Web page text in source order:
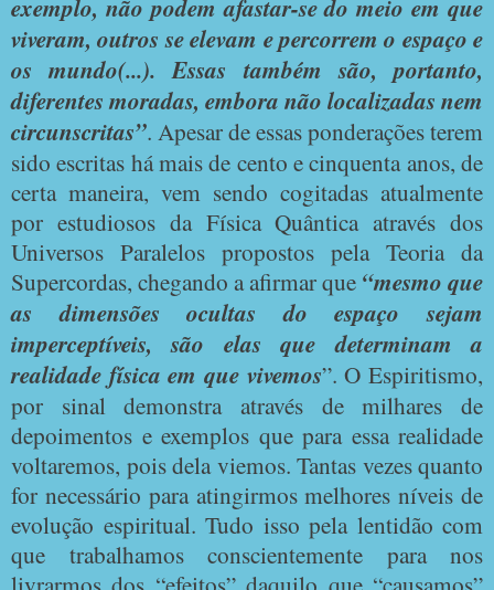
exemplo, não podem afastar-se do meio em que
viveram, outros se elevam e percorrem o espaço e
os mundo(...). Essas também são, portanto,
diferentes moradas, embora não localizadas nem
circunscritas”. Apesar de essas ponderações terem
sido escritas há mais de cento e cinquenta anos, de
certa maneira, vem sendo cogitadas atualmente
por estudiosos da Física Quântica através dos
Universos Paralelos propostos pela Teoria da
Supercordas, chegando a afirmar que “mesmo que
as dimensões ocultas do espaço sejam
imperceptíveis, são elas que determinam a
realidade física em que vivemos”. O Espiritismo,
por sinal demonstra através de milhares de
depoimentos e exemplos que para essa realidade
voltaremos, pois dela viemos. Tantas vezes quanto
for necessário para atingirmos melhores níveis de
evolução espiritual. Tudo isso pela lentidão com
que trabalhamos conscientemente para nos